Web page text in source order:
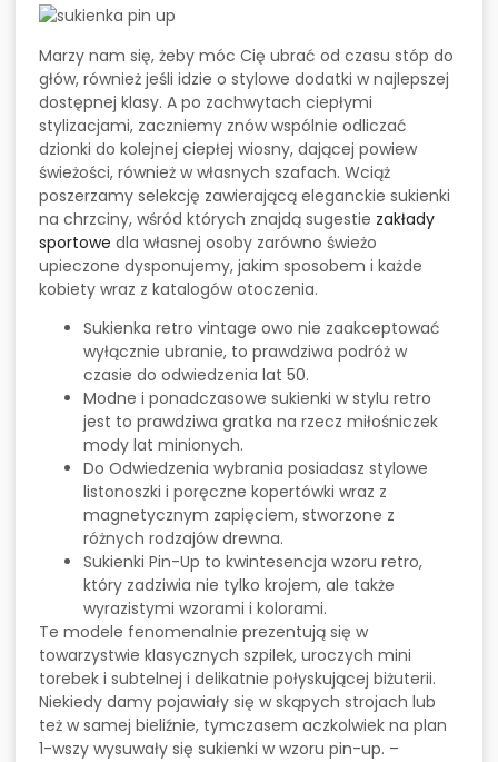
Marzy nam się, żeby móc Cię ubrać od czasu stóp do
głów, również jeśli idzie o stylowe dodatki w najlepszej
dostępnej klasy. A po zachwytach ciepłymi
stylizacjami, zaczniemy znów wspólnie odliczać
dzionki do kolejnej ciepłej wiosny, dającej powiew
świeżości, również w własnych szafach. Wciąż
poszerzamy selekcję zawierającą eleganckie sukienki
na chrzciny, wśród których znajdą sugestie zakłady
sportowe dla własnej osoby zarówno świeżo
upieczone dysponujemy, jakim sposobem i każde
kobiety wraz z katalogów otoczenia.
Sukienka retro vintage owo nie zaakceptować
wyłącznie ubranie, to prawdziwa podróż w
czasie do odwiedzenia lat 50.
Modne i ponadczasowe sukienki w stylu retro
jest to prawdziwa gratka na rzecz miłośniczek
mody lat minionych.
Do Odwiedzenia wybrania posiadasz stylowe
listonoszki i poręczne kopertówki wraz z
magnetycznym zapięciem, stworzone z
różnych rodzajów drewna.
Sukienki Pin-Up to kwintesencja wzoru retro,
który zadziwia nie tylko krojem, ale także
wyrazistymi wzorami i kolorami.
Te modele fenomenalnie prezentują się w
towarzystwie klasycznych szpilek, uroczych mini
torebek i subtelnej i delikatnie połyskującej biżuterii.
Niekiedy damy pojawiały się w skąpych strojach lub
też w samej bieliźnie, tymczasem aczkolwiek na plan
1-wszy wysuwały się sukienki w wzoru pin-up. –